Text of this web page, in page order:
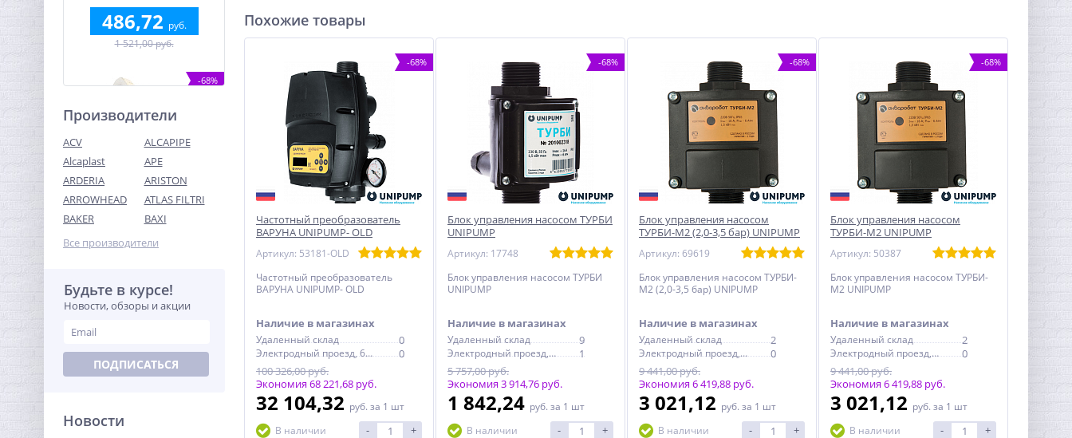
486,72 руб.
1 521,00 руб.
-68%
Переходник резьбовой
1/2" х 3/8" ВН никель UNI-
FITT
138,56
Производители
ACV
ALCAPIPE
Alcaplast
APE
ARDERIA
ARISTON
ARROWHEAD
ATLAS FILTRI
BAKER
BAXI
Все производители
Будьте в курсе!
Новости, обзоры и акции
ПОДПИСАТЬСЯ
Новости
Похожие товары
-68%
Частотный преобразователь
ВАРУНА UNIPUMP- OLD
Артикул: 53181-OLD
Частотный преобразователь
ВАРУНА UNIPUMP- OLD
Наличие в магазинах
Удаленный склад 0
Электродный проезд, 6с1
0
100 326,00 руб.
Экономия 68 221,68 руб.
32 104,32 руб. за 1 шт
В наличии
- +
-68%
Блок управления насосом ТУРБИ
UNIPUMP
Артикул: 17748
Блок управления насосом ТУРБИ
UNIPUMP
Наличие в магазинах
Удаленный склад 9
Электродный проезд, 6с1
1
5 757,00 руб.
Экономия 3 914,76 руб.
1 842,24 руб. за 1 шт
В наличии
- +
-68%
Блок управления насосом
ТУРБИ-М2 (2,0-3,5 бар) UNIPUMP
Артикул: 69619
Блок управления насосом ТУРБИ-
М2 (2,0-3,5 бар) UNIPUMP
Наличие в магазинах
Удаленный склад 2
Электродный проезд, 6с1
0
9 441,00 руб.
Экономия 6 419,88 руб.
3 021,12 руб. за 1 шт
В наличии
- +
-68%
Блок управления насосом
ТУРБИ-М2 UNIPUMP
Артикул: 50387
Блок управления насосом ТУРБИ-
М2 UNIPUMP
Наличие в магазинах
Удаленный склад 2
Электродный проезд, 6с1
0
9 441,00 руб.
Экономия 6 419,88 руб.
3 021,12 руб. за 1 шт
В наличии
- +